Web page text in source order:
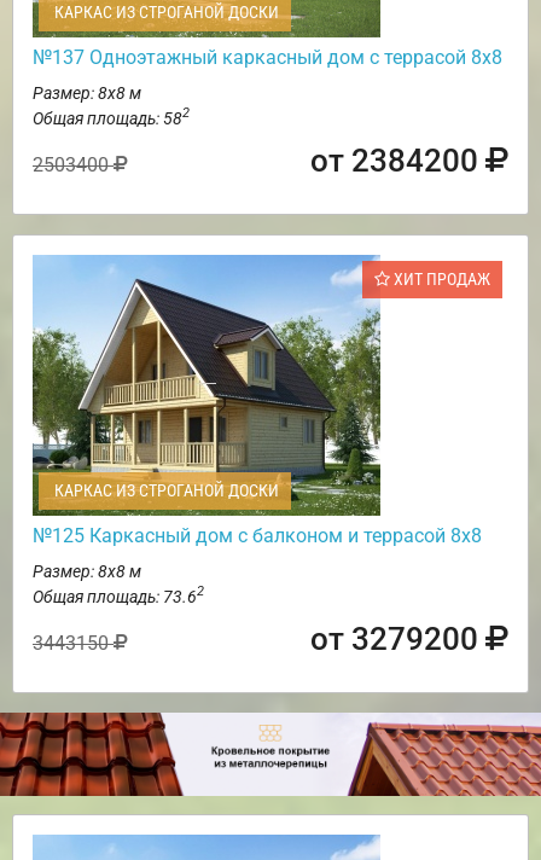
КАРКАС ИЗ СТРОГАНОЙ ДОСКИ
№137 Одноэтажный каркасный дом с террасой 8х8
Размер: 8х8 м
Общая площадь: 582
2503400 от 2384200
ХИТ ПРОДАЖ
КАРКАС ИЗ СТРОГАНОЙ ДОСКИ
№125 Каркасный дом с балконом и террасой 8х8
Размер: 8х8 м
Общая площадь: 73.62
3443150 от 3279200